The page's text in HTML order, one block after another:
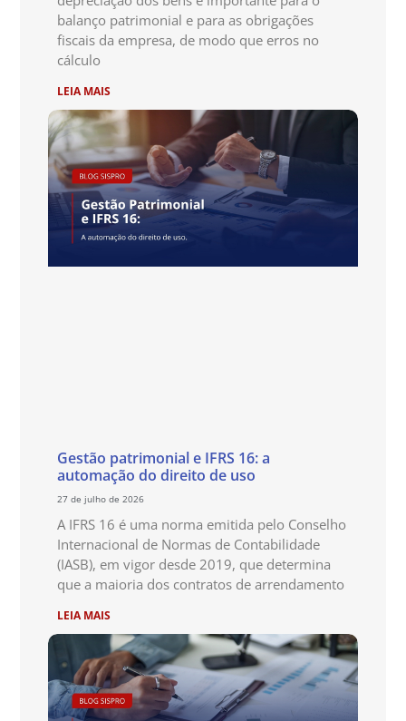
balanço patrimonial e para as obrigações
fiscais da empresa, de modo que erros no
cálculo
LEIA MAIS
Gestão patrimonial e IFRS 16: a
automação do direito de uso
27 de julho de 2026
A IFRS 16 é uma norma emitida pelo Conselho
Internacional de Normas de Contabilidade
(IASB), em vigor desde 2019, que determina
que a maioria dos contratos de arrendamento
LEIA MAIS